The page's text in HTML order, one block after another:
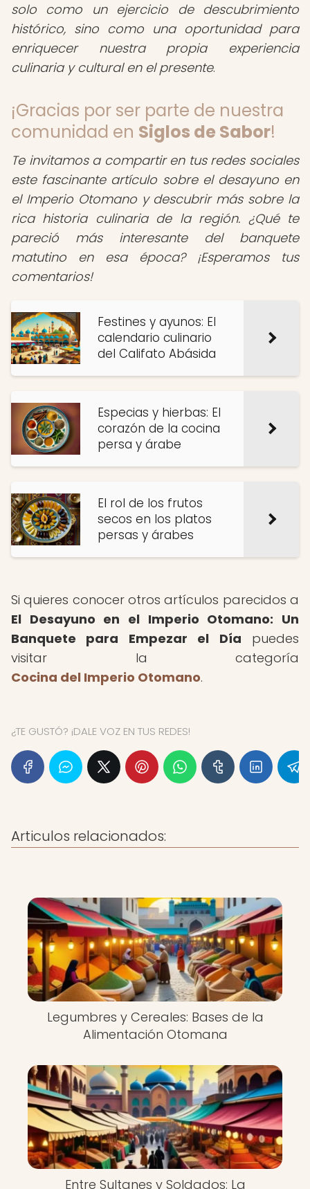
solo como un ejercicio de descubrimiento
histórico, sino como una oportunidad para
enriquecer nuestra propia experiencia
culinaria y cultural en el presente.
¡Gracias por ser parte de nuestra
comunidad en Siglos de Sabor!
Te invitamos a compartir en tus redes sociales
este fascinante artículo sobre el desayuno en
el Imperio Otomano y descubrir más sobre la
rica historia culinaria de la región. ¿Qué te
pareció más interesante del banquete
matutino en esa época? ¡Esperamos tus
comentarios!
Festines y ayunos: El
calendario culinario
del Califato Abásida
Especias y hierbas: El
corazón de la cocina
persa y árabe
El rol de los frutos
secos en los platos
persas y árabes
Si quieres conocer otros artículos parecidos a
El Desayuno en el Imperio Otomano: Un
Banquete para Empezar el Día puedes
visitar la categoría
Cocina del Imperio Otomano.
¿TE GUSTÓ? ¡DALE VOZ EN TUS REDES!
Articulos relacionados:
Legumbres y Cereales: Bases de la
Alimentación Otomana
Entre Sultanes y Soldados: La